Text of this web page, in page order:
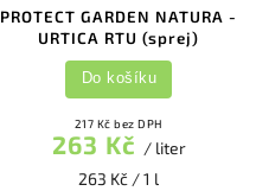
PROTECT GARDEN NATURA -
URTICA RTU (sprej)
217 Kč bez DPH
263 Kč / liter
263 Kč / 1 l
Do košíku